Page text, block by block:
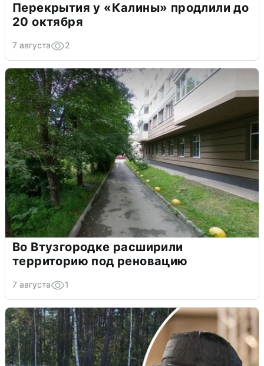
Перекрытия у «Калины» продлили до
20 октября
7 августа 2
Во Втузгородке расширили
территорию под реновацию
7 августа 1